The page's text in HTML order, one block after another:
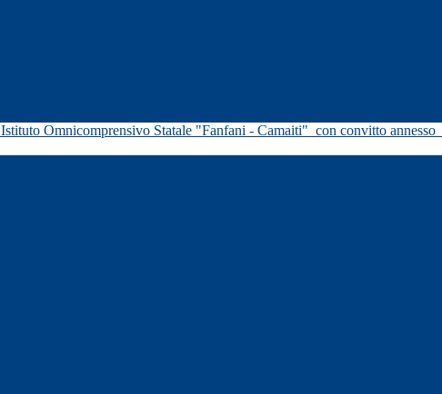
Istituto Omnicomprensivo Statale "Fanfani - Camaiti" con convitto annesso